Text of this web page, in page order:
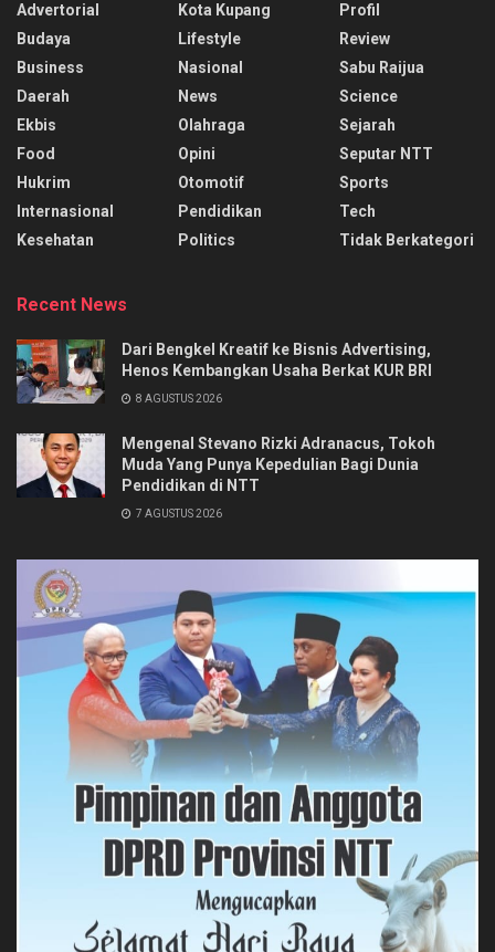
Advertorial
Budaya
Business
Daerah
Ekbis
Food
Hukrim
Internasional
Kesehatan
Kota Kupang
Lifestyle
Nasional
News
Olahraga
Opini
Otomotif
Pendidikan
Politics
Profil
Review
Sabu Raijua
Science
Sejarah
Seputar NTT
Sports
Tech
Tidak Berkategori
Recent News
Dari Bengkel Kreatif ke Bisnis Advertising,
Henos Kembangkan Usaha Berkat KUR BRI
8 AGUSTUS 2026
Mengenal Stevano Rizki Adranacus, Tokoh
Muda Yang Punya Kepedulian Bagi Dunia
Pendidikan di NTT
7 AGUSTUS 2026